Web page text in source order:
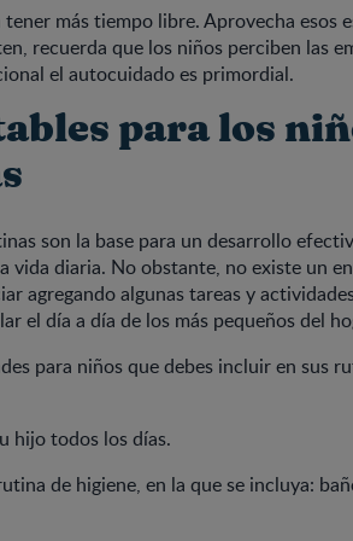
más tiempo libre. Aprovecha esos
recuerda que los niños perciben las
el autocuidado es primordial.
para los
son la base para un desarrollo
vida diaria. No obstante, no existe un
agregando algunas tareas y
el día a día de los más pequeños del
para niños que debes incluir en sus
hijo todos los días.
de higiene, en la que se incluya: